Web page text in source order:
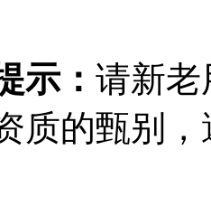
示： 请新老
质的甄别